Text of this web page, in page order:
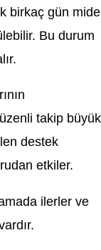
birkaç gün mide
Bu durum
takip büyük
destek
etkiler.
ilerler ve